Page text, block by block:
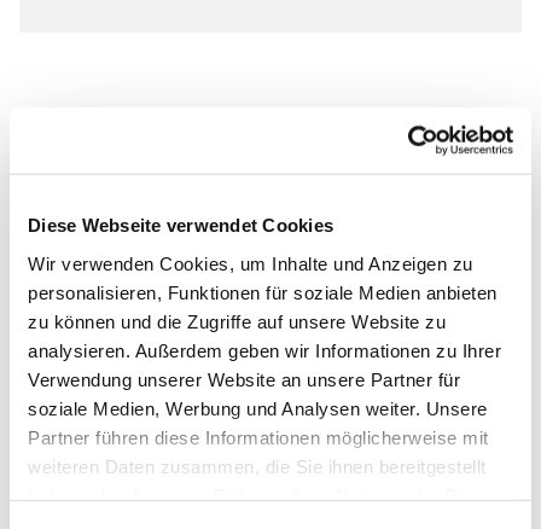
Diese Webseite verwendet Cookies
Wir verwenden Cookies, um Inhalte und Anzeigen zu
personalisieren, Funktionen für soziale Medien anbieten
zu können und die Zugriffe auf unsere Website zu
analysieren. Außerdem geben wir Informationen zu Ihrer
Verwendung unserer Website an unsere Partner für
soziale Medien, Werbung und Analysen weiter. Unsere
Partner führen diese Informationen möglicherweise mit
weiteren Daten zusammen, die Sie ihnen bereitgestellt